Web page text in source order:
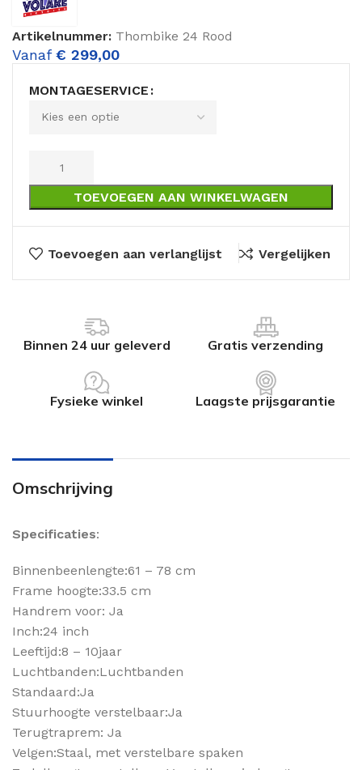
Artikelnummer: Thombike 24 Rood
Vanaf € 299,00
MONTAGESERVICE
TOEVOEGEN AAN WINKELWAGEN
Toevoegen aan verlanglijst Vergelijken
Binnen 24 uur geleverd Gratis verzending
Fysieke winkel Laagste prijsgarantie
Omschrijving
Specificaties:
Binnenbeenlengte:61 – 78 cm
Frame hoogte:33.5 cm
Handrem voor: Ja
Inch:24 inch
Leeftijd:8 – 10jaar
Luchtbanden:Luchtbanden
Standaard:Ja
Stuurhoogte verstelbaar:Ja
Terugtraprem: Ja
Velgen:Staal, met verstelbare spaken